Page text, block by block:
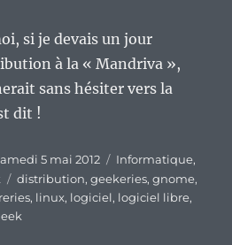
si je devais un jour
à la « Mandriva »,
sans hésiter vers la
dit !
5 mai 2012 Catégories
Informatique,
Étiquettes
distribution,geekeries,gnome,
, linux, logiciel, logiciel libre,